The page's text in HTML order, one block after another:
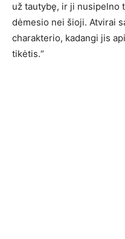
už tautybę, ir ji nusipelno
dėmesio nei šioji. Atvirai
charakterio, kadangi jis
tikėtis.“